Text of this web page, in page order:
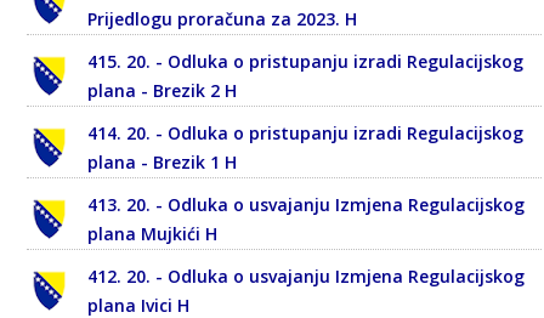
Prijedlogu proračuna za 2023. H
415. 20. - Odluka o pristupanju izradi Regulacijskog
plana - Brezik 2 H
414. 20. - Odluka o pristupanju izradi Regulacijskog
plana - Brezik 1 H
413. 20. - Odluka o usvajanju Izmjena Regulacijskog
plana Mujkići H
412. 20. - Odluka o usvajanju Izmjena Regulacijskog
plana Ivici H